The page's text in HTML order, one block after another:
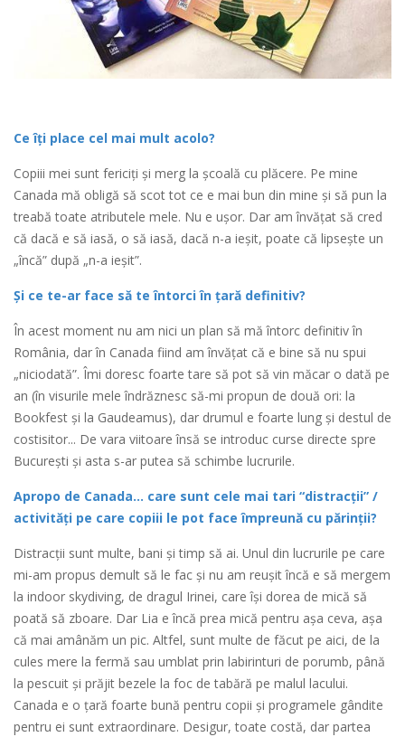
Ce îți place cel mai mult acolo?
Copiii mei sunt fericiți și merg la școală cu plăcere. Pe mine
Canada mă obligă să scot tot ce e mai bun din mine și să pun la
treabă toate atributele mele. Nu e ușor. Dar am învățat să cred
că dacă e să iasă, o să iasă, dacă n-a ieșit, poate că lipsește un
„încă” după „n-a ieșit”.
Și ce te-ar face să te întorci în țară definitiv?
În acest moment nu am nici un plan să mă întorc definitiv în
România, dar în Canada fiind am învățat că e bine să nu spui
„niciodată”. Îmi doresc foarte tare să pot să vin măcar o dată pe
an (în visurile mele îndrăznesc să-mi propun de două ori: la
Bookfest și la Gaudeamus), dar drumul e foarte lung și destul de
costisitor... De vara viitoare însă se introduc curse directe spre
București și asta s-ar putea să schimbe lucrurile.
Apropo de Canada… care sunt cele mai tari “distracții” /
activități pe care copiii le pot face împreună cu părinții?
Distracții sunt multe, bani și timp să ai. Unul din lucrurile pe care
mi-am propus demult să le fac și nu am reușit încă e să mergem
la indoor skydiving, de dragul Irinei, care își dorea de mică să
poată să zboare. Dar Lia e încă prea mică pentru așa ceva, așa
că mai amânăm un pic. Altfel, sunt multe de făcut pe aici, de la
cules mere la fermă sau umblat prin labirinturi de porumb, până
la pescuit și prăjit bezele la foc de tabără pe malul lacului.
Canada e o țară foarte bună pentru copii și programele gândite
pentru ei sunt extraordinare. Desigur, toate costă, dar partea